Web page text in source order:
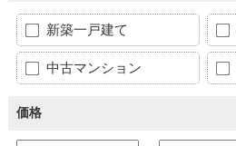
新築一戸建て
中古マンション
価格